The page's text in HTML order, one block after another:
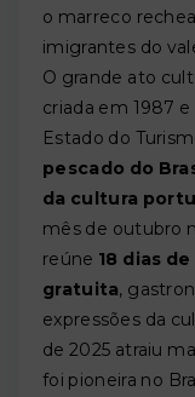
o marreco
imigrantes do
O grande ato
criada em 1987
Estado do
pescado do
da cultura
mês de outubro
reúne 18 dias
gratuita,
expressões da
de 2025 atraiu
foi pioneira no